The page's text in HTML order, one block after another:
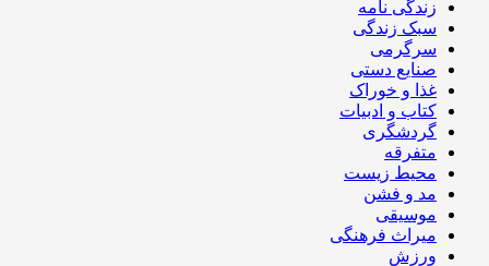
زندگی نامه
سبک زندگی
سرگرمی
صنایع دستی
غذا و خوراک
کتاب و ادبیات
گردشگری
متفرقه
محیط زیست
مد و فشن
موسیقی
میراث فرهنگی
ورزش